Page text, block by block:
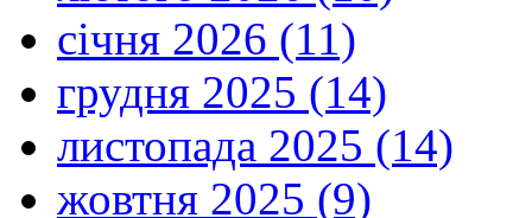
січня 2026 (11)
грудня 2025 (14)
листопада 2025 (14)
жовтня 2025 (9)